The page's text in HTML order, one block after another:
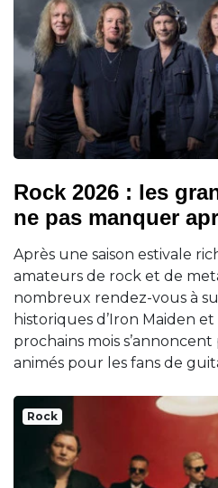
Rock 2026 : les
ne pas manquer
Après une saison estivale
amateurs de rock et de
nombreux rendez-vous à
historiques d’Iron Maiden et
prochains mois
animés pour les fans de
Rock